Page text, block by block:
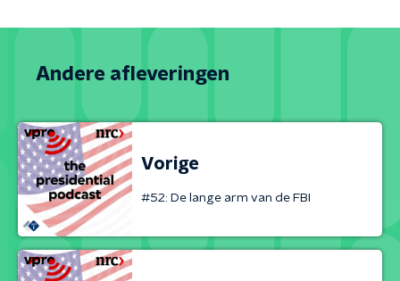
Andere afleveringen
Vorige
#52: De lange arm van de FBI